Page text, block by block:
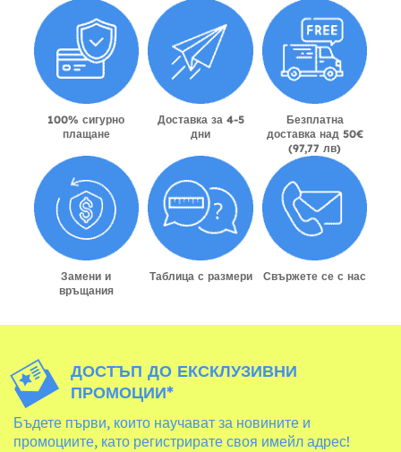
100% сигурно
плащане
Доставка за 4-5
дни
Безплатна
доставка над 50€
(97,77 лв)
Замени и
връщания
Таблица с размери Свържете се с нас
ДОСТЪП ДО ЕКСКЛУЗИВНИ
ПРОМОЦИИ*
Бъдете първи, които научават за новините и
промоциите, като регистрирате своя имейл адрес!